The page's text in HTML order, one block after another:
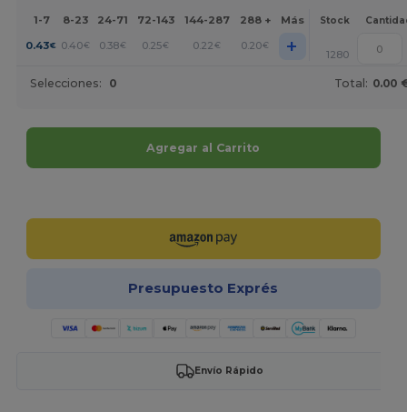
1-7 8-23 24-71 72-143 144-287 288 + Más Stock
0.43€ 0.40€ 0.38€ 0.25€ 0.22€ 0.20€ + 1280
Selecciones: 0 Total: 0.00
Agregar al Carrito
Presupuesto Exprés
Envío Rápido